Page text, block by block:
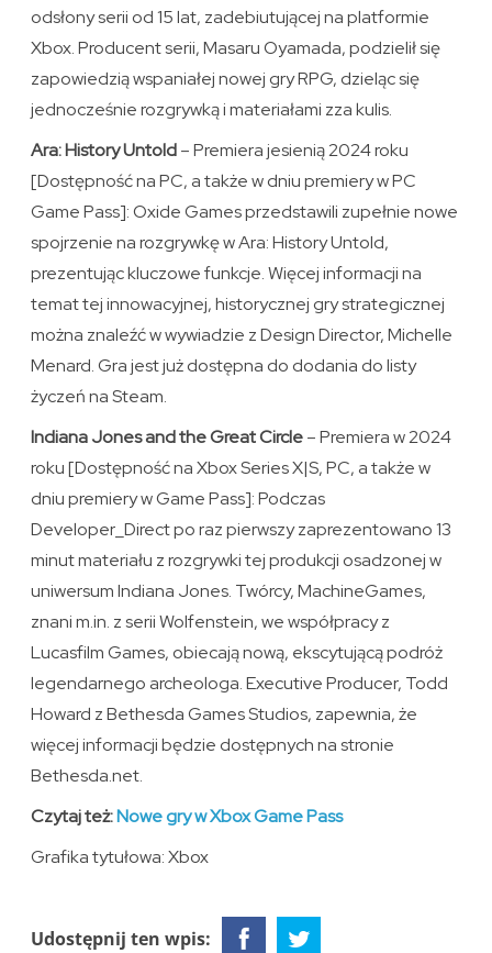
odsłony serii od 15 lat, zadebiutującej na platformie
Xbox. Producent serii, Masaru Oyamada, podzielił się
zapowiedzią wspaniałej nowej gry RPG, dzieląc się
jednocześnie rozgrywką i materiałami zza kulis.
Ara: History Untold– Premiera jesienią 2024 roku
[Dostępność na PC, a także w dniu premiery w PC
Game Pass]: Oxide Games przedstawili zupełnie nowe
spojrzenie na rozgrywkę w Ara: History Untold,
prezentując kluczowe funkcje. Więcej informacji na
temat tej innowacyjnej, historycznej gry strategicznej
można znaleźć w wywiadzie z Design Director, Michelle
Menard. Gra jest już dostępna do dodania do listy
życzeń na Steam.
Indiana Jones and the Great Circle– Premiera w 2024
roku [Dostępność na Xbox Series X|S, PC, a także w
dniu premiery w Game Pass]: Podczas
Developer_Direct po raz pierwszy zaprezentowano 13
minut materiału z rozgrywki tej produkcji osadzonej w
uniwersum Indiana Jones. Twórcy, MachineGames,
znani m.in. z serii Wolfenstein, we współpracy z
Lucasfilm Games, obiecają nową, ekscytującą podróż
legendarnego archeologa. Executive Producer, Todd
Howard z Bethesda Games Studios, zapewnia, że
więcej informacji będzie dostępnych na stronie
Bethesda.net.
Czytaj też:Nowe gry w Xbox Game Pass
Grafika tytułowa: Xbox
Udostępnij ten wpis: